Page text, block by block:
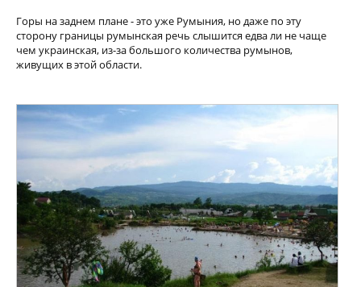
Горы на заднем плане - это уже Румыния, но даже по эту
сторону границы румынская речь слышится едва ли не чаще
чем украинская, из-за большого количества румынов,
живущих в этой области.